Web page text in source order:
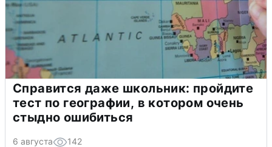
Справится даже школьник: пройдите
тест по географии, в котором очень
стыдно ошибиться
6 августа 142